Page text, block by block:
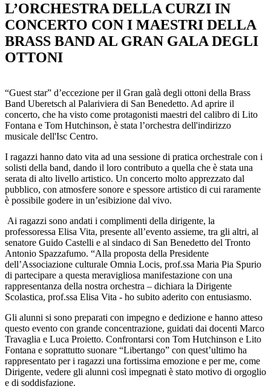
L’ORCHESTRA DELLA CURZI IN
CONCERTO CON I MAESTRI DELLA
BRASS BAND AL GRAN GALA DEGLI
OTTONI
“Guest star” d’eccezione per il Gran galà degli ottoni della Brass
Band Uberetsch al Palariviera di San Benedetto. Ad aprire il
concerto, che ha visto come protagonisti maestri del calibro di Lito
Fontana e Tom Hutchinson, è stata l’orchestra dell'indirizzo
musicale dell'Isc Centro.
I ragazzi hanno dato vita ad una sessione di pratica orchestrale con i
solisti della band, dando il loro contributo a quella che è stata una
serata di alto livello artistico. Un concerto molto apprezzato dal
pubblico, con atmosfere sonore e spessore artistico di cui raramente
è possibile godere in un’esibizione dal vivo.
Ai ragazzi sono andati i complimenti della dirigente, la
professoressa Elisa Vita, presente all’evento assieme, tra gli altri, al
senatore Guido Castelli e al sindaco di San Benedetto del Tronto
Antonio Spazzafumo. “Alla proposta della Presidente
dell’Associazione culturale Omnia Locis, prof.ssa Maria Pia Spurio
di partecipare a questa meravigliosa manifestazione con una
rappresentanza della nostra orchestra – dichiara la Dirigente
Scolastica, prof.ssa Elisa Vita - ho subito aderito con entusiasmo.
Gli alunni si sono preparati con impegno e dedizione e hanno atteso
questo evento con grande concentrazione, guidati dai docenti Marco
Travaglia e Luca Proietto. Confrontarsi con Tom Hutchinson e Lito
Fontana e soprattutto suonare “Libertango” con quest’ultimo ha
rappresentato per i ragazzi una fortissima emozione e per me, come
Dirigente, vedere gli alunni così impegnati è stato motivo di orgoglio
e di soddisfazione.